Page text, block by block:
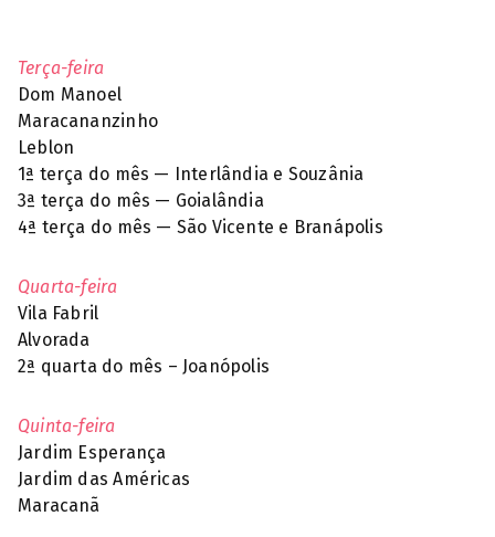
Terça-feira
Dom Manoel
Maracananzinho
Leblon
1ª terça do mês — Interlândia e Souzânia
3ª terça do mês — Goialândia
4ª terça do mês — São Vicente e Branápolis
Quarta-feira
Vila Fabril
Alvorada
2ª quarta do mês – Joanópolis
Quinta-feira
Jardim Esperança
Jardim das Américas
Maracanã